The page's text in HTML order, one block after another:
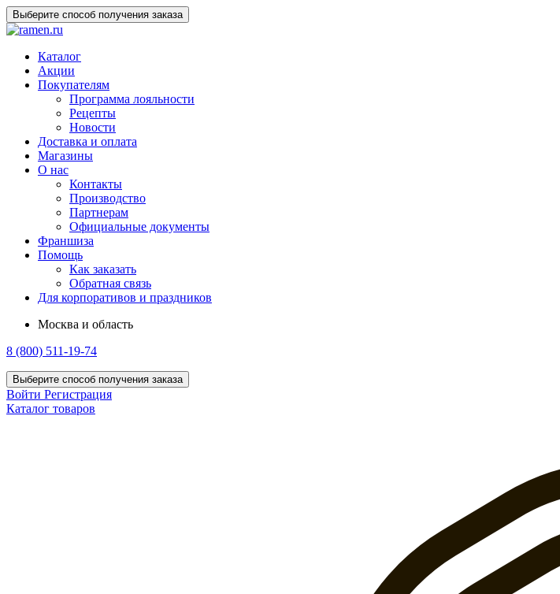
Выберите способ получения заказа
Каталог
Акции
Покупателям
Программа лояльности
Рецепты
Новости
Доставка и оплата
Магазины
О нас
Контакты
Производство
Партнерам
Официальные документы
Франшиза
Помощь
Как заказать
Обратная связь
Для корпоративов и праздников
Москва и область
8 (800) 511-19-74
Выберите способ получения заказа
Войти Регистрация
Каталог товаров